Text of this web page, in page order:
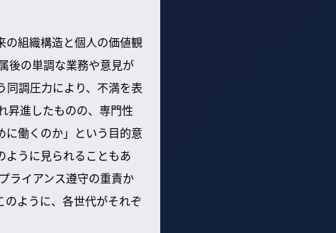
の組織構造と個人の価値観
後の単調な業務や意見が
調圧力により、不満を表
昇進したものの、専門性
に働くのか」という目的意
ように見られることもあ
ライアンス遵守の重責か
ように、各世代がそれぞ